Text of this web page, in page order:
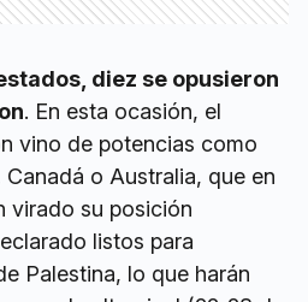
diez se opusieron
. En esta ocasión, el
vino de potencias como
o Australia, que en
virado su posición
listos para
Palestina, lo que harán